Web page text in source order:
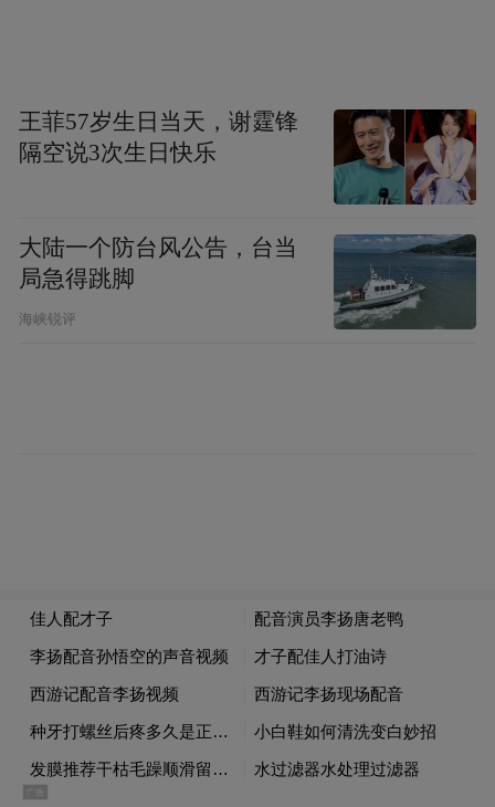
数涨超1%。个股方面，哔哩哔哩涨超5%，
贝壳、阿里巴巴、新东方、微博涨超3%，爱
奇艺、理想汽车涨超2%，富途控股、腾讯音
乐涨超1%，拼多多、小鹏汽车、京东等小幅
上涨。
王菲57岁生日当天，谢霆锋
隔空说3次生日快乐
大陆一个防台风公告，台当
局急得跳脚
海峡锐评